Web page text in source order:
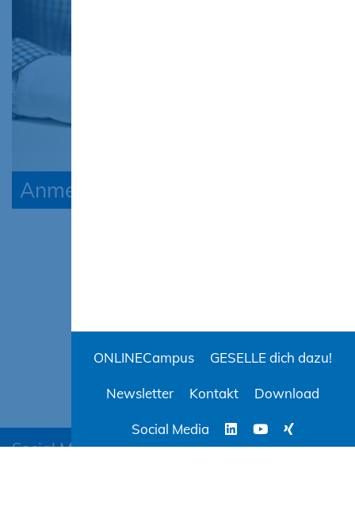
Anmeldung ÜBA
Social Media
ONLINECampus GESELLE dich dazu!
Newsletter Kontakt Download
Social Media